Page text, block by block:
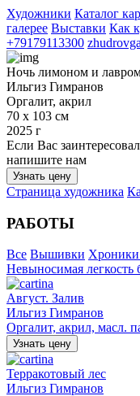
Художники Каталог
галерее Выставки Как
+79179113300
Ночь лимоном и
Ильгиз Гимранов
Оргалит, акрил
70 х 103 см
2025 г
Если Вас
напишите нам
Узнать цену
Страница художника
РАБОТЫ
Все Вышивки Хроники
Невыносимая легкость
Август. Залив
Ильгиз Гимранов
Оргалит, акрил, масл.
Узнать цену
Терракотовый лес
Ильгиз Гимранов